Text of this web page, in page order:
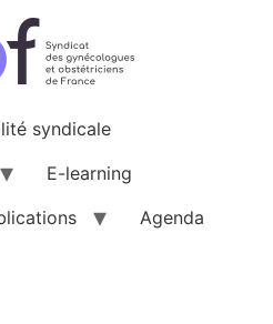
syndicale
E-learning
Agenda